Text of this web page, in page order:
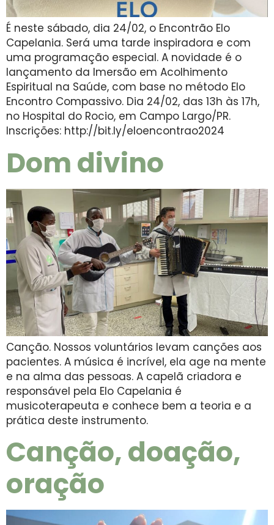
É neste sábado, dia 24/02, o Encontrão Elo
Capelania. Será uma tarde inspiradora e com
uma programação especial. A novidade é o
lançamento da Imersão em Acolhimento
Espiritual na Saúde, com base no método Elo
Encontro Compassivo. Dia 24/02, das 13h às 17h,
no Hospital do Rocio, em Campo Largo/PR.
Inscrições: http://bit.ly/eloencontrao2024
Dom divino
Canção. Nossos voluntários levam canções aos
pacientes. A música é incrível, ela age na mente
e na alma das pessoas. A capelã criadora e
responsável pela Elo Capelania é
musicoterapeuta e conhece bem a teoria e a
prática deste instrumento.
Canção, doação,
oração